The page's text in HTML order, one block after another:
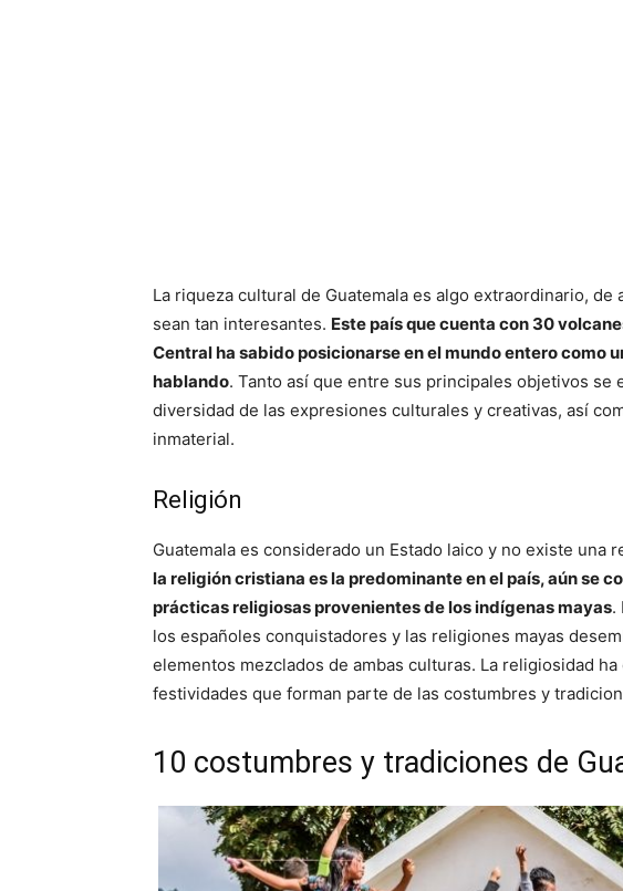
La riqueza cultural de Guatemala es algo extraordinario,
sean tan interesantes. Este país que cuenta con 30
Central ha sabido posicionarse en el mundo entero como
hablando. Tanto así que entre sus principales objetivos se
diversidad de las expresiones culturales y creativas, así
inmaterial.
Religión
Guatemala es considerado un Estado laico y no existe una
la religión cristiana es la predominante en el país, aún se
prácticas religiosas provenientes de los indígenas mayas.
los españoles conquistadores y las religiones mayas
elementos mezclados de ambas culturas. La religiosidad
festividades que forman parte de las costumbres y
10 costumbres y tradiciones de